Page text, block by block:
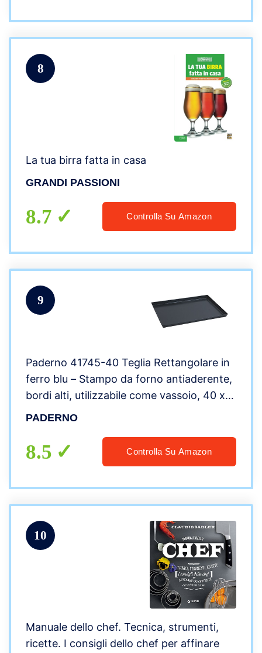
8
La tua birra fatta in casa
GRANDI PASSIONI
8.7 Controlla Su Amazon
9
Paderno 41745-40 Teglia Rettangolare in
ferro blu – Stampo da forno antiaderente,
bordi alti, utilizzabile come vassoio, 40 x
30 cm, Altezza 3 cm
PADERNO
8.5 Controlla Su Amazon
10
Manuale dello chef. Tecnica, strumenti,
ricette. I consigli dello chef per affinare